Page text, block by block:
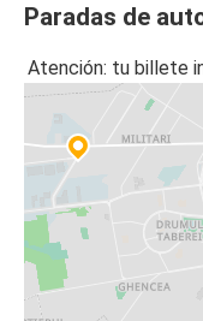
Paradas de
Atención: tu billete